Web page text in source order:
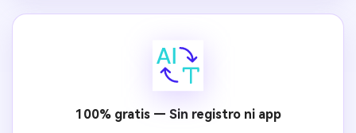
100% gratis — Sin registro ni app